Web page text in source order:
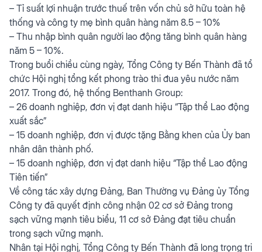
– Tỉ suất lợi nhuận trước thuế trên vốn chủ sở hữu toàn hệ
thống và công ty mẹ bình quân hàng năm 8.5 – 10%
– Thu nhập bình quân người lao động tăng bình quân hàng
năm 5 – 10%.
Trong buổi chiều cùng ngày, Tổng Công ty Bến Thành đã tổ
chức Hội nghị tổng kết phong trào thi đua yêu nước năm
2017. Trong đó, hệ thống Benthanh Group:
– 26 doanh nghiệp, đơn vị đạt danh hiệu “Tập thể Lao động
xuất sắc”
– 15 doanh nghiệp, đơn vị được tặng Bằng khen của Ủy ban
nhân dân thành phố.
– 15 doanh nghiệp, đơn vị đạt danh hiệu “Tập thể Lao động
Tiên tiến”
Về công tác xây dựng Đảng, Ban Thường vụ Đảng ủy Tổng
Công ty đã quyết định công nhận 02 cơ sở Đảng trong
sạch vững mạnh tiêu biểu, 11 cơ sở Đảng đạt tiêu chuẩn
trong sạch vững mạnh.
Nhân tại Hội nghị, Tổng Công ty Bến Thành đã long trọng tri